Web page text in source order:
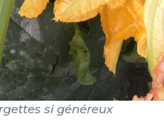
si généreux